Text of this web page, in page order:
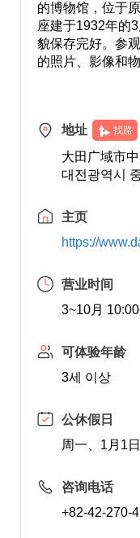
的博物馆，位于
座建于1932年的
貌保存完好。参
的照片、影像和
地址 找路
大田广域市
대전광역시
主页
https://
营业时间
3~10月
可体验年龄
3세 이상
公休假日
周一、1月1日
咨询电话
+82-42-270-